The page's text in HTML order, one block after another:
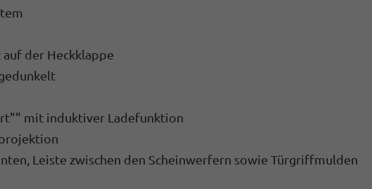
auf der Heckklappe
mit induktiver Ladefunktion
Leiste zwischen den Scheinwerfern sowie Türgriffmulden